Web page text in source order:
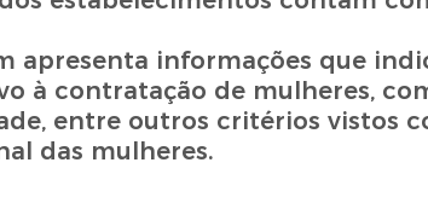
apresenta informações que
à contratação de mulheres,
entre outros critérios vistos
das mulheres.